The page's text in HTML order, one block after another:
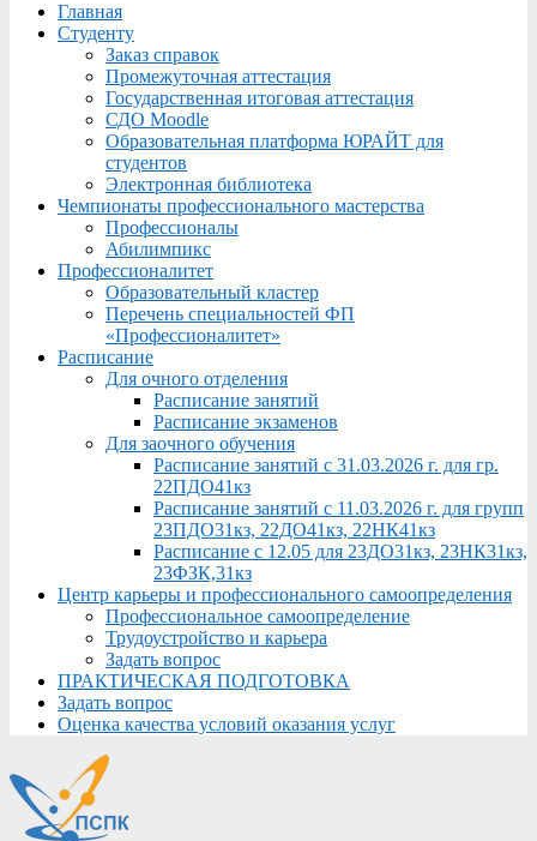
Menu
Главная
Студенту
Заказ справок
Промежуточная аттестация
Государственная итоговая аттестация
СДО Moodle
Образовательная платформа ЮРАЙТ для
студентов
Электронная библиотека
Чемпионаты профессионального мастерства
Профессионалы
Абилимпикс
Профессионалитет
Образовательный кластер
Перечень специальностей ФП
«Профессионалитет»
Расписание
Для очного отделения
Расписание занятий
Расписание экзаменов
Для заочного обучения
Расписание занятий с 31.03.2026 г. для гр.
22ПДО41кз
Расписание занятий с 11.03.2026 г. для групп
23ПДО31кз, 22ДО41кз, 22НК41кз
Расписание с 12.05 для 23ДО31кз, 23НК31кз,
23ФЗК,31кз
Центр карьеры и профессионального самоопределения
Профессиональное самоопределение
Трудоустройство и карьера
Задать вопрос
ПРАКТИЧЕСКАЯ ПОДГОТОВКА
Задать вопрос
Оценка качества условий оказания услуг